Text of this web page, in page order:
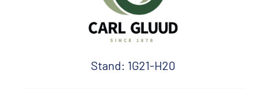
Stand: 1G21-H20